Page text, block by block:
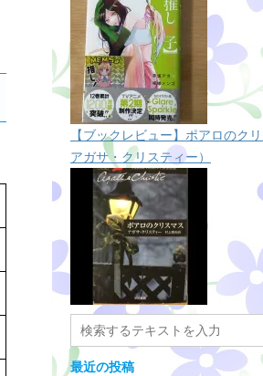
【ブックレビュー】ポアロのク
アガサ・クリスティー）
最近の投稿